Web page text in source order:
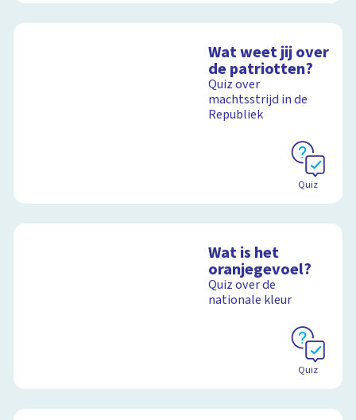
Wat weet jij over
de patriotten?
Quiz over
machtsstrijd in de
Republiek
Quiz
Wat is het
oranjegevoel?
Quiz over de
nationale kleur
Quiz